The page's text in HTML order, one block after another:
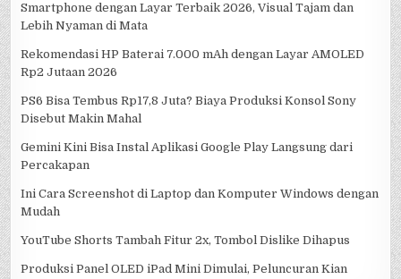
Smartphone dengan Layar Terbaik 2026, Visual Tajam dan
Lebih Nyaman di Mata
Rekomendasi HP Baterai 7.000 mAh dengan Layar AMOLED
Rp2 Jutaan 2026
PS6 Bisa Tembus Rp17,8 Juta? Biaya Produksi Konsol Sony
Disebut Makin Mahal
Gemini Kini Bisa Instal Aplikasi Google Play Langsung dari
Percakapan
Ini Cara Screenshot di Laptop dan Komputer Windows dengan
Mudah
YouTube Shorts Tambah Fitur 2x, Tombol Dislike Dihapus
Produksi Panel OLED iPad Mini Dimulai, Peluncuran Kian